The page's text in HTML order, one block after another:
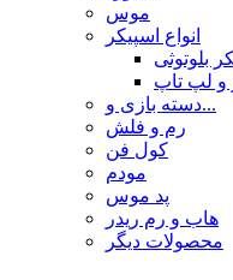
موس
انواع اسپیکر
بلوتوثی
و لپ تاپ
دسته بازی و...
رم و فلش
کول فن
مودم
پد موس
هاب و رم ریدر
محصولات دیگر